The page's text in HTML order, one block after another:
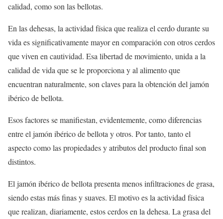
calidad, como son las bellotas.
En las dehesas, la actividad física que realiza el cerdo durante su
vida es significativamente mayor en comparación con otros cerdos
que viven en cautividad. Esa libertad de movimiento, unida a la
calidad de vida que se le proporciona y al alimento que
encuentran naturalmente, son claves para la obtención del jamón
ibérico de bellota.
Esos factores se manifiestan, evidentemente, como diferencias
entre el jamón ibérico de bellota y otros. Por tanto, tanto el
aspecto como las propiedades y atributos del producto final son
distintos.
El jamón ibérico de bellota presenta menos infiltraciones de grasa,
siendo estas más finas y suaves. El motivo es la actividad física
que realizan, diariamente, estos cerdos en la dehesa. La grasa del